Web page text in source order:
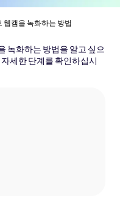
캠을 녹화하는 방법
화하는 방법을 알고 싶으
세한 단계를 확인하십시